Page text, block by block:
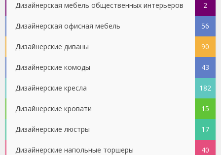
Дизайнерская мебель общественных интерьеров 2
Дизайнерская офисная мебель 56
Дизайнерские диваны 90
Дизайнерские комоды 43
Дизайнерские кресла 182
Дизайнерские кровати 15
Дизайнерские люстры 17
Дизайнерские напольные торшеры 40